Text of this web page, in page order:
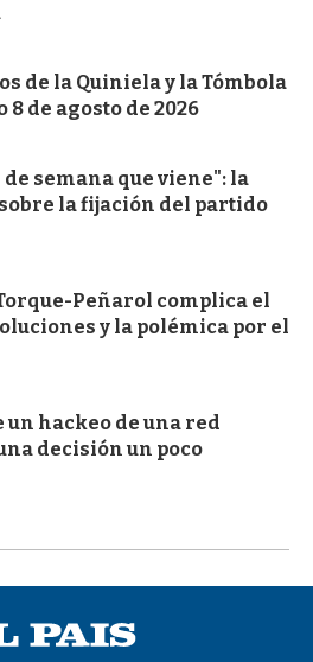
de la Quiniela y la Tómbola
de agosto de 2026
de semana que viene": la
la fijación del partido
Peñarol complica el
y la polémica por el
un hackeo de una red
decisión un poco